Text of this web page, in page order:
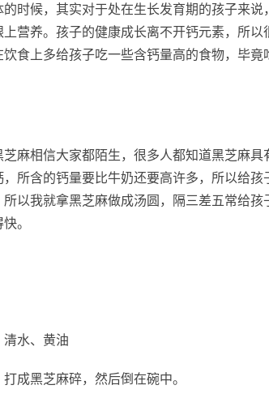
时候，其实对于处在生长发育期的孩子来
营养。孩子的健康成长离不开钙元素，所
食上多给孩子吃一些含钙量高的食物，毕
麻相信大家都陌生，很多人都知道黑芝麻
所含的钙量要比牛奶还要高许多，所以给孩
以我就拿黑芝麻做成汤圆，隔三差五常给孩
。
水、黄油
成黑芝麻碎，然后倒在碗中。